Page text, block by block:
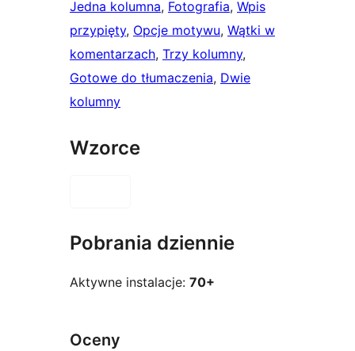
Jedna kolumna, Fotografia, Wpis
przypięty, Opcje motywu, Wątki w
komentarzach, Trzy kolumny
Gotowe do tłumaczenia, Dwie
kolumny
Wzorce
Pobrania dziennie
Aktywne instalacje: 70+
Oceny